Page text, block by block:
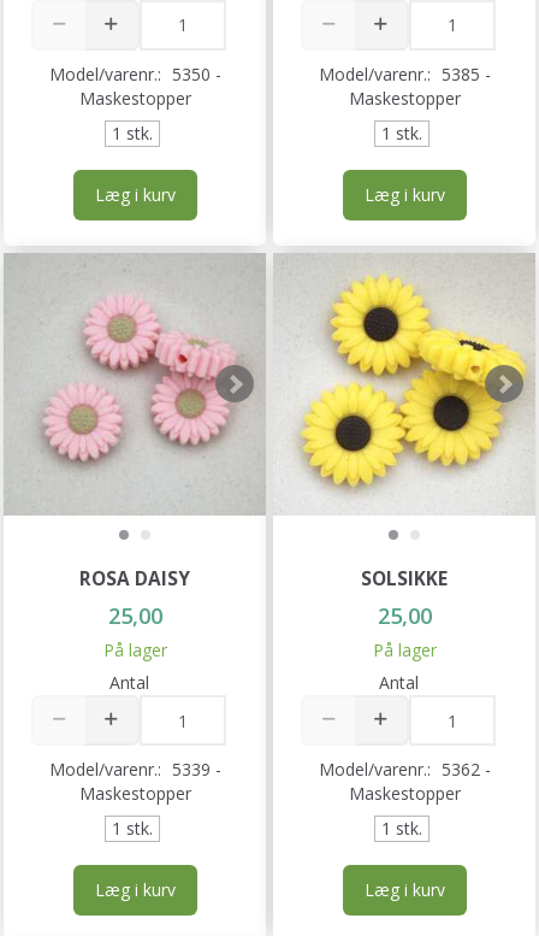
Model/varenr.: 5350 -
Maskestopper
1 stk.
Læg i kurv
Model/varenr.: 5385 -
Maskestopper
1 stk.
Læg i kurv
ROSA DAISY
25,00
På lager
Antal
Model/varenr.: 5339 -
Maskestopper
1 stk.
Læg i kurv
SOLSIKKE
25,00
På lager
Antal
Model/varenr.: 5362 -
Maskestopper
1 stk.
Læg i kurv